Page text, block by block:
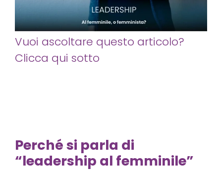
Vuoi ascoltare questo articolo?
Clicca qui sotto
Perché si parla di
“leadership al femminile”